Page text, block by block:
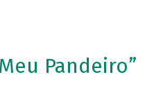
Pandeiro”